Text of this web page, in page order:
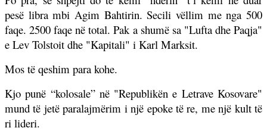
pesë libra mbi Agim Bahtirin. Secili vëllim me nga 500
faqe. 2500 faqe në total. Pak a shumë sa "Lufta dhe Paqja"
e Lev Tolstoit dhe "Kapitali" i Karl Marksit.
Mos të qeshim para kohe.
Kjo punë “kolosale” në "Republikën e Letrave Kosovare"
mund të jetë paralajmërim i një epoke të re, me një kult të
ri lideri.